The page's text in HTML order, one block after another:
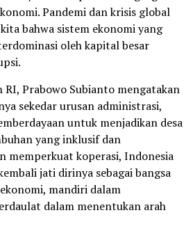
Pandemi dan krisis global
bahwa sistem ekonomi yang
oleh kapital besar
RI, Prabowo Subianto mengatakan
sekedar urusan administrasi,
untuk menjadikan desa
yang inklusif dan
memperkuat koperasi, Indonesia
jati dirinya sebagai bangsa
mandiri dalam
dalam menentukan arah